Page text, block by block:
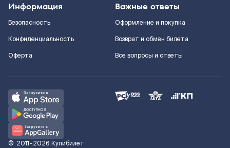
Информация
Безопасность
Конфиденциальность
Оферта
Важные ответы
Оформление и покупка
Возврат и обмен билета
Все вопросы и ответы
© 2011–2026 Купибилет